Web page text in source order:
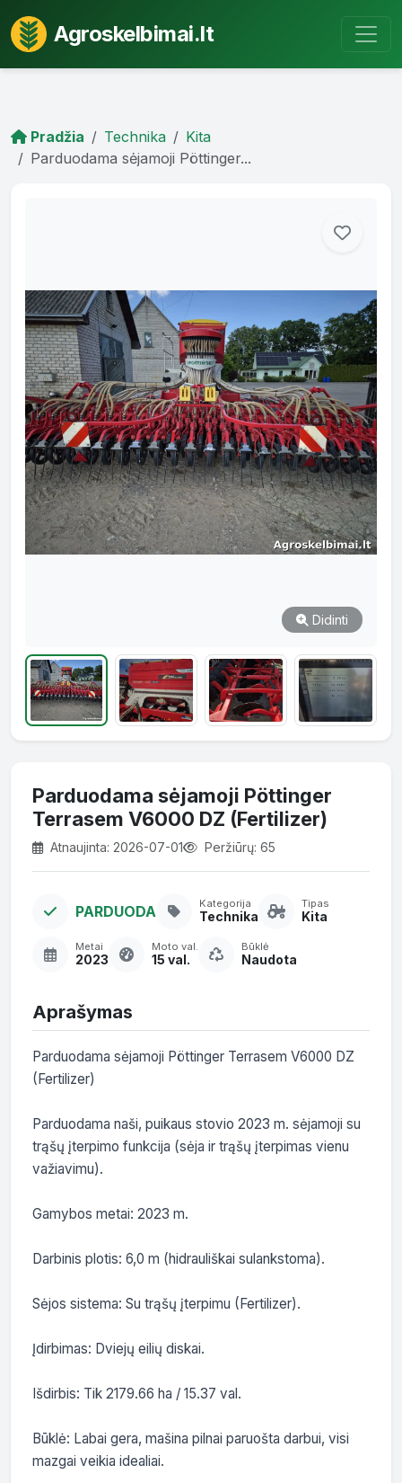
Agroskelbimai.lt
Pradžia Technika
Kita
Parduodama sėjamoji Pöttinger...
Didinti
Parduodama sėjamoji Pöttinger
Terrasem V6000 DZ (Fertilizer)
Atnaujinta: 2026-07-01 Peržiūrų: 65
PARDUODA Kategorija
Technika
Tipas
Kita
Metai
2023
Moto val.
15 val.
Būklė
Naudota
Aprašymas
Parduodama sėjamoji Pöttinger Terrasem V6000 DZ
(Fertilizer)
Parduodama naši, puikaus stovio 2023 m. sėjamoji su
trąšų įterpimo funkcija (sėja ir trąšų įterpimas vienu
važiavimu).
Gamybos metai: 2023 m.
Darbinis plotis: 6,0 m (hidrauliškai sulankstoma).
Sėjos sistema: Su trąšų įterpimu (Fertilizer).
Įdirbimas: Dviejų eilių diskai.
Išdirbis: Tik 2179.66 ha / 15.37 val.
Būklė: Labai gera, mašina pilnai paruošta darbui, visi
mazgai veikia idealiai.